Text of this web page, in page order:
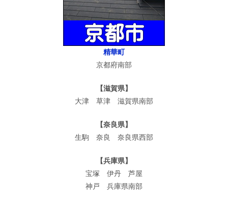
精華町
京都府南部
【滋賀県】
大津 草津 滋賀県南部
【奈良県】
生駒 奈良 奈良県西部
【兵庫県】
宝塚 伊丹 芦屋
神戸 兵庫県南部